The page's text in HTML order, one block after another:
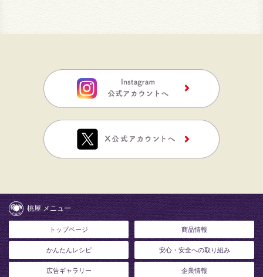
桃屋 メニュー
トップページ 商品情報
かんたんレシピ 安心・安全への取り組み
広告ギャラリー 企業情報